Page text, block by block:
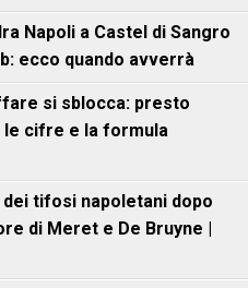
Napoli a Castel di Sangro
ecco quando avverrà
si sblocca: presto
cifre e la formula
tifosi napoletani dopo
di Meret e De Bruyne |